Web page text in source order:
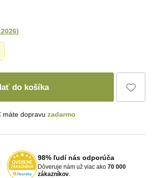
)
do košíka
máte dopravu zadarmo
98% ľudí nás odporúča
Dôveruje nám už viac ako 70 000
zákazníkov